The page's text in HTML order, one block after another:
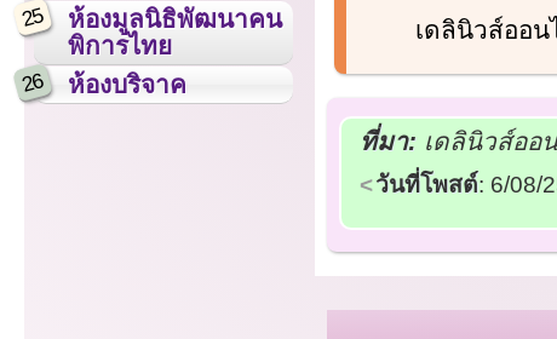
25
ห้องมูลนิธิพัฒนาคน
พิการไทย
26 ห้องบริจาค
เดลินิวส์ออ
ที่มา: เดลินิวส์อ
วันที่โพสต์: 6/08/